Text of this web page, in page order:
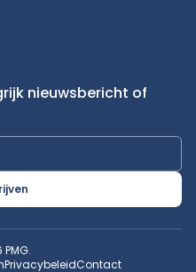
nieuwsbericht of
PrivacybeleidContact